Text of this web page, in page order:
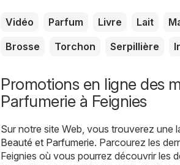
Vidéo Parfum Livre Lait
Brosse
Torchon Serpillière
Promotions en ligne des
Parfumerie à Feignies
Sur notre site Web, vous trouverez une
Beauté et Parfumerie. Parcourez les
Feignies où vous pourrez découvrir les